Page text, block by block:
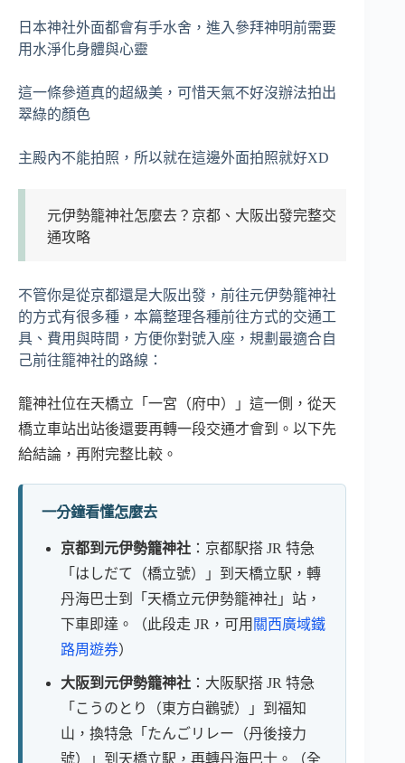
日本神社外面都會有手水舍，進入參拜神明前需要
用水淨化身體與心靈
這一條參道真的超級美，可惜天氣不好沒辦法拍出
翠綠的顏色
主殿內不能拍照，所以就在這邊外面拍照就好XD
元伊勢籠神社怎麼去？京都、大阪出發完整交
通攻略
不管你是從京都還是大阪出發，前往元伊勢籠神社
的方式有很多種，本篇整理各種前往方式的交通工
具、費用與時間，方便你對號入座，規劃最適合自
己前往籠神社的路線：
籠神社位在天橋立「一宮（府中）」這一側，從天
橋立車站出站後還要再轉一段交通才會到。以下先
給結論，再附完整比較。
一分鐘看懂怎麼去
京都到元伊勢籠神社：京都駅搭 JR 特急
「はしだて（橋立號）」到天橋立駅，轉
丹海巴士到「天橋立元伊勢籠神社」站，
下車即達。（此段走 JR，可用 關西廣域鐵
路周遊券）
大阪到元伊勢籠神社：大阪駅搭 JR 特急
「こうのとり（東方白鸛號）」到福知
山，換特急「たんごリレー（丹後接力
號）」到天橋立駅，再轉丹海巴士。（全